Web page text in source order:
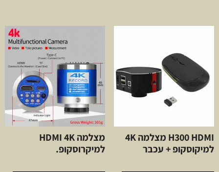
H300 HDMI מצלמה 4K
למיקוסקופ + עכבר
מצלמה HDMI 4K
למיקרוסקופ.